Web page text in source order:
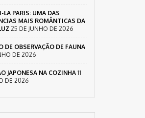
LA PARIS: UMA DAS
MAIS ROMÂNTICAS DA
25 DE JUNHO DE 2026
DE OBSERVAÇÃO DE FAUNA
DE 2026
JAPONESA NA COZINHA 11
DE 2026